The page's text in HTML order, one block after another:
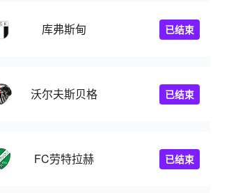
库弗斯甸 已结束
沃尔夫斯贝格 已结束
FC劳特拉赫 已结束